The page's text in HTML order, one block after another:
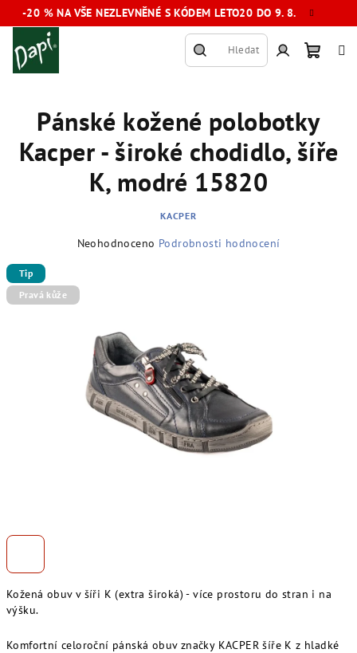
Přejít
na
-20 % NA VŠE NEZLEVNĚNÉ S KÓDEM LETO20 DO 9. 8.
Hledat
košík
Kožená obuv v šíři K (extra široká) - více prostoru do stran i na
výšku.
Komfortní celoroční pánská obuv značky KACPER šíře K z hladké
Pánské kožené polobotky
Kacper - široké chodidlo, šíře
K, modré 15820
KACPER
produktu
je
0,0
Neohodnoceno Podrobnosti hodnocení
Tip
Pravá kůže